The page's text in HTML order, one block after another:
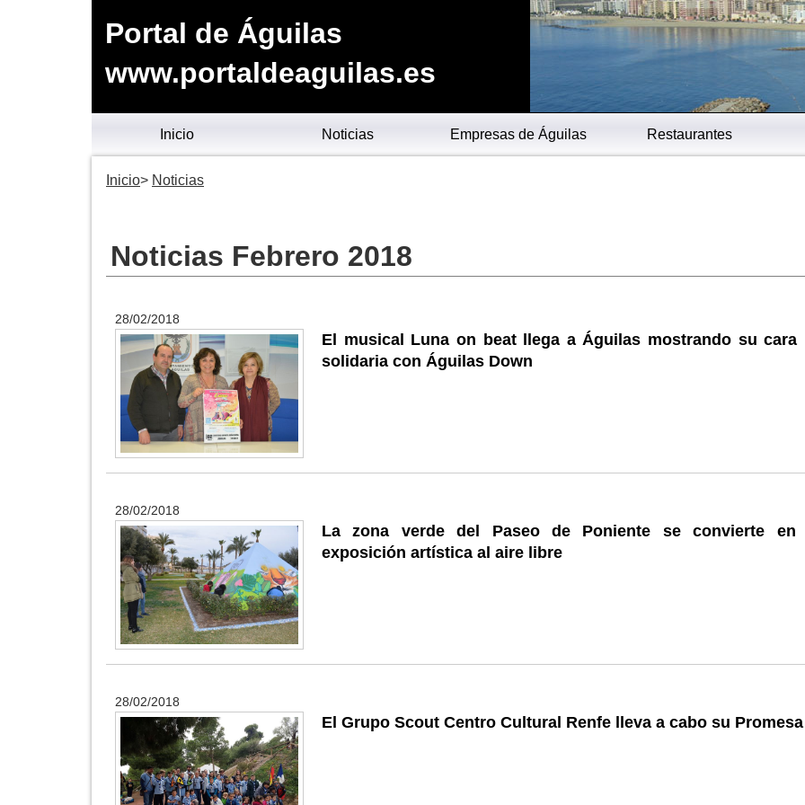
Portal de Águilas
www.portaldeaguilas.es
Inicio Noticias Empresas de Águilas Restaurantes
Inicio Noticias
Noticias Febrero 2018
28/02/2018
El musical Luna on beat llega a Águilas mostrando su cara
solidaria con Águilas Down
28/02/2018
La zona verde del Paseo de Poniente se convierte en
exposición artística al aire libre
28/02/2018
El Grupo Scout Centro Cultural Renfe lleva a cabo su Promesa